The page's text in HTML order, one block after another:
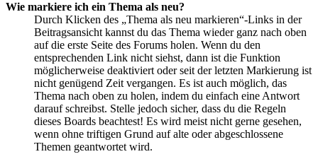
Wie markiere ich ein Thema als neu?
Durch Klicken des „Thema als neu markieren“-Links in der
Beitragsansicht kannst du das Thema wieder ganz nach oben
auf die erste Seite des Forums holen. Wenn du den
entsprechenden Link nicht siehst, dann ist die Funktion
möglicherweise deaktiviert oder seit der letzten Markierung ist
nicht genügend Zeit vergangen. Es ist auch möglich, das
Thema nach oben zu holen, indem du einfach eine Antwort
darauf schreibst. Stelle jedoch sicher, dass du die Regeln
dieses Boards beachtest! Es wird meist nicht gerne gesehen,
wenn ohne triftigen Grund auf alte oder abgeschlossene
Themen geantwortet wird.